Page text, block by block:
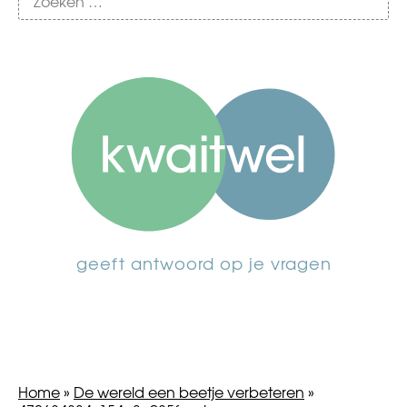
geeft antwoord op je vragen
Home» De wereld een beetje verbeteren »